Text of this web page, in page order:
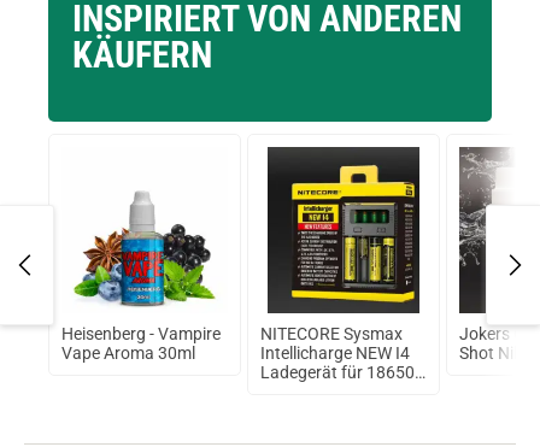
INSPIRIERT VON ANDEREN
KÄUFERN
Heisenberg - Vampire
Vape Aroma 30ml
NITECORE Sysmax
Intellicharge NEW I4
Ladegerät für 18650
Jokers
Shot